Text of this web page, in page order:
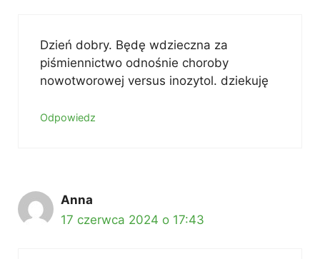
Dzień dobry. Będę wdzieczna za
piśmiennictwo odnośnie choroby
nowotworowej versus inozytol. dziekuję
Odpowiedz
Anna
17 czerwca 2024 o 17:43